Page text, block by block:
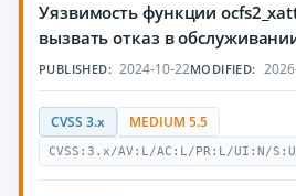
Уязвимость функции
вызвать отказ в
PUBLISHED: 2024-10-22MODIFIED:
CVSS 3.x MEDIUM 5.5
CVSS:3.x/AV:L/AC:L/PR:L/UI:N/